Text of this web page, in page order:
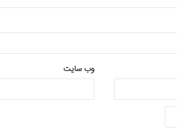
وب‌ سایت